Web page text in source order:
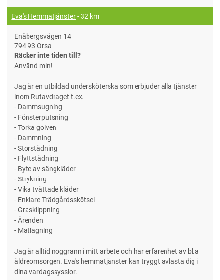
Eva's Hemmatjänster- 32 km
Enåbergsvägen 14
794 93 Orsa
Räcker inte tiden till?
Använd min!
Jag är en utbildad undersköterska som erbjuder alla tjänster
inom Rutavdraget t.ex.
- Dammsugning
- Fönsterputsning
- Torka golven
- Dammning
- Storstädning
- Flyttstädning
- Byte av sängkläder
- Strykning
- Vika tvättade kläder
- Enklare Trädgårdsskötsel
- Grasklippning
- Ärenden
- Matlagning
Jag är alltid noggrann i mitt arbete och har erfarenhet av bl.a
äldreomsorgen. Eva's hemmatjänster kan tryggt avlasta dig i
dina vardagssysslor.